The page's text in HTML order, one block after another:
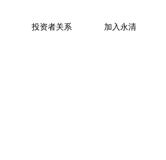
投资者关系 加入永清